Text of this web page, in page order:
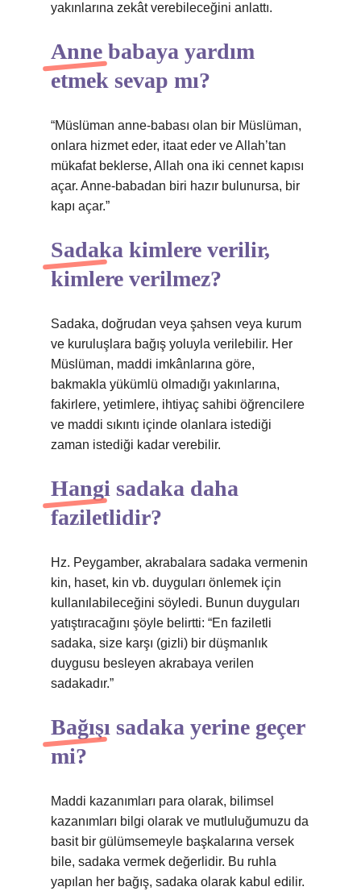
yakınlarına zekât verebileceğini anlattı.
Anne babaya yardım
etmek sevap mı?
“Müslüman anne-babası olan bir Müslüman,
onlara hizmet eder, itaat eder ve Allah’tan
mükafat beklerse, Allah ona iki cennet kapısı
açar. Anne-babadan biri hazır bulunursa, bir
kapı açar.”
Sadaka kimlere verilir,
kimlere verilmez?
Sadaka, doğrudan veya şahsen veya kurum
ve kuruluşlara bağış yoluyla verilebilir. Her
Müslüman, maddi imkânlarına göre,
bakmakla yükümlü olmadığı yakınlarına,
fakirlere, yetimlere, ihtiyaç sahibi öğrencilere
ve maddi sıkıntı içinde olanlara istediği
zaman istediği kadar verebilir.
Hangi sadaka daha
faziletlidir?
Hz. Peygamber, akrabalara sadaka vermenin
kin, haset, kin vb. duyguları önlemek için
kullanılabileceğini söyledi. Bunun duyguları
yatıştıracağını şöyle belirtti: “En faziletli
sadaka, size karşı (gizli) bir düşmanlık
duygusu besleyen akrabaya verilen
sadakadır.”
Bağışı sadaka yerine geçer
mi?
Maddi kazanımları para olarak, bilimsel
kazanımları bilgi olarak ve mutluluğumuzu da
basit bir gülümsemeyle başkalarına versek
bile, sadaka vermek değerlidir. Bu ruhla
yapılan her bağış, sadaka olarak kabul edilir.